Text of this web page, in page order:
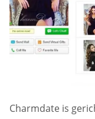
Charmdate is